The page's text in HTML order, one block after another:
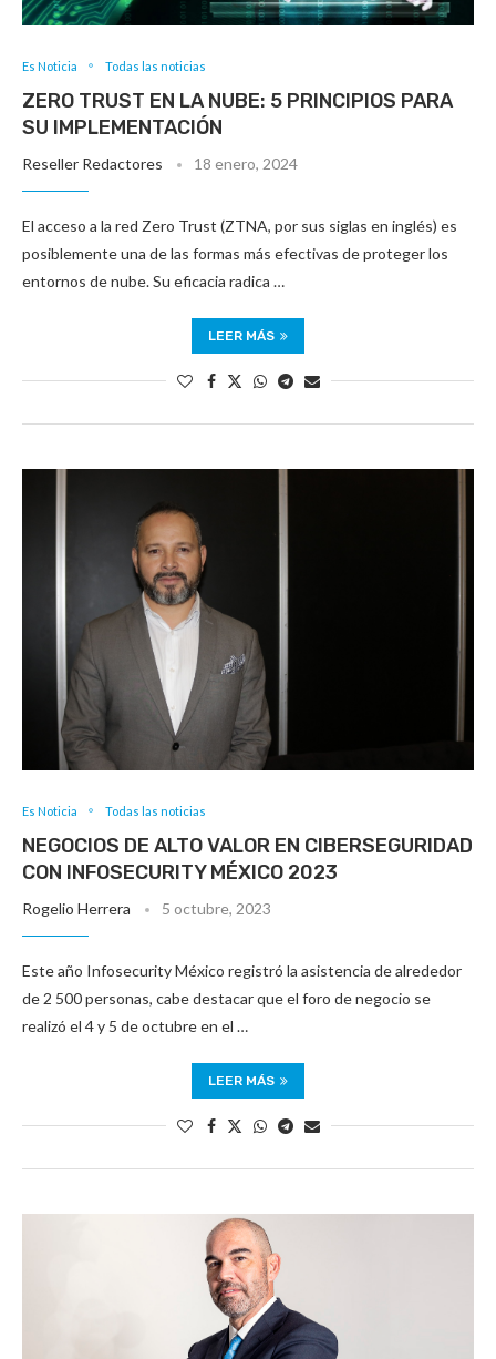
Es Noticia Todas las noticias
ZERO TRUST EN LA NUBE: 5 PRINCIPIOS PARA
SU IMPLEMENTACIÓN
Reseller Redactores 18 enero, 2024
El acceso a la red Zero Trust (ZTNA, por sus siglas en inglés) es
posiblemente una de las formas más efectivas de proteger los
entornos de nube. Su eficacia radica …
LEER MÁS
Es Noticia Todas las noticias
NEGOCIOS DE ALTO VALOR EN CIBERSEGURIDAD
CON INFOSECURITY MÉXICO 2023
Rogelio Herrera 5 octubre, 2023
Este año Infosecurity México registró la asistencia de alrededor
de 2 500 personas, cabe destacar que el foro de negocio se
realizó el 4 y 5 de octubre en el …
LEER MÁS